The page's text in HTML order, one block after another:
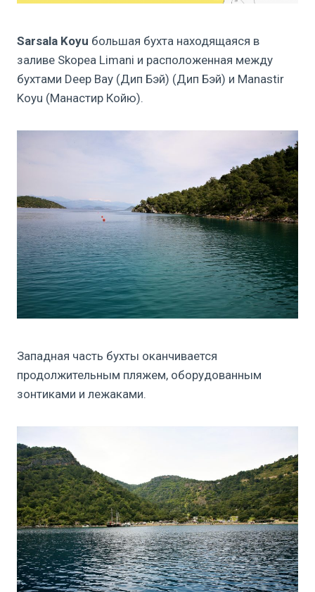
Sarsala Koyu большая бухта находящаяся в
заливе Skopea Limani и расположенная между
бухтами Deep Bay (Дип Бэй) (Дип Бэй) и Manastir
Koyu (Манастир Койю).
Западная часть бухты оканчивается
продолжительным пляжем, оборудованным
зонтиками и лежаками.